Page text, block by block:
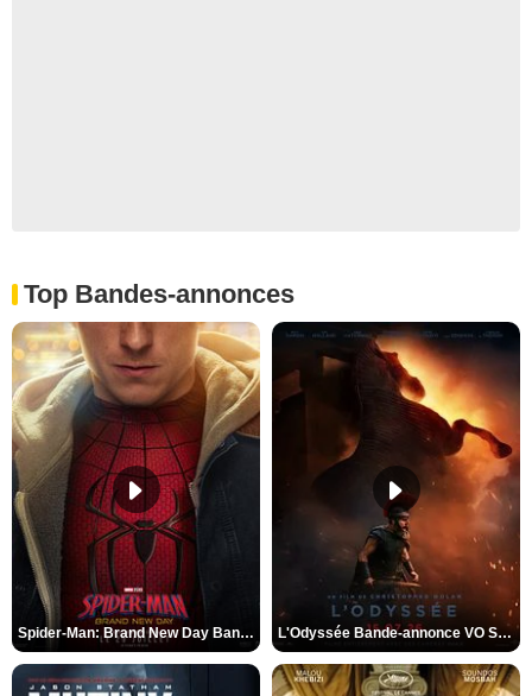
Top Bandes-annonces
Spider-Man: Brand New Day Bande-annonce VO STFR L'Odyssée Bande-annonce VO STFR